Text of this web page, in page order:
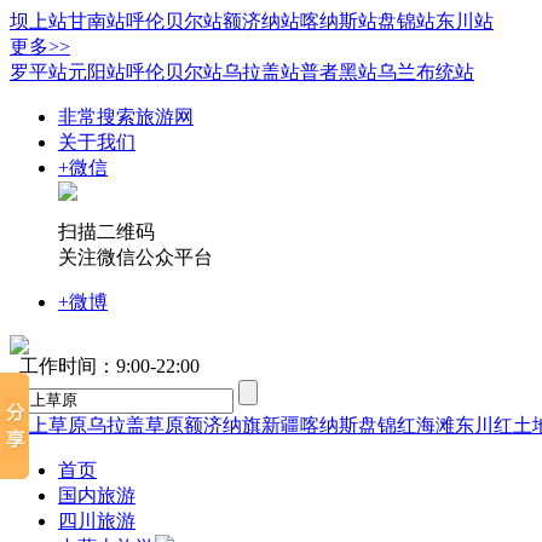
坝上站甘南站呼伦贝尔站额济纳站喀纳斯站盘锦站东川站
更多>>
罗平站元阳站呼伦贝尔站乌拉盖站普者黑站乌兰布统站
非常搜索旅游网
关于我们
+微信
扫描二维码
关注微信公众平台
+微博
工作时间：9:00-22:00
坝上草原乌拉盖草原额济纳旗新疆喀纳斯盘锦红海滩东川红土
首页
国内旅游
四川旅游